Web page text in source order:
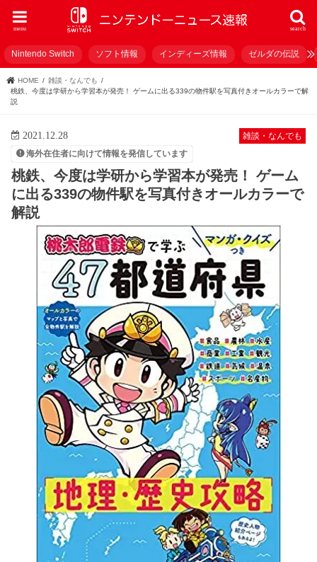
search
menu
Nintendo Switch ソフト情報 インディーズ情報 ゼルダの伝説
HOME
雑談・なんでも
桃鉄、今度は学研から学習本が発売！ ゲームに出る339の物件駅を写真付きオールカラーで解
説
雑談・なんでも
2021.12.28
海外在住者に向けて情報を発信しています
桃鉄、今度は学研から学習本が発売！ ゲーム
に出る339の物件駅を写真付きオールカラーで
解説